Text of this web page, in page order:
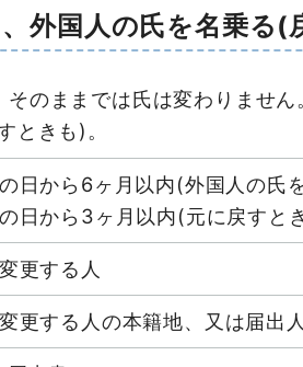
外国人の氏を名乗る(
のままでは氏は変わりませ
ときも)。
日から6ヶ月以内(外国人の氏
日から3ヶ月以内(元に戻すと
更する人
更する人の本籍地、又は届出